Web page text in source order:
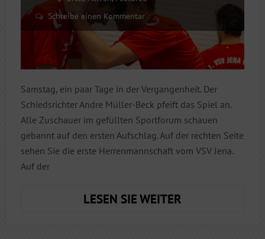
Schreibe einen Kommentar
Samstag, ein paar Tage in der Vergangenheit. Der
Schiedsrichter Andre Müller-Beck pfeift das Spiel an.
Alle Zuschauer im gefüllten Sportforum schauen
gebannt auf den ersten Aufschlag. Auf der rechten Seite
sehen Sie die erste Herrenmannschaft vom VSV Jena.
Auf der
LESEN SIE WEITERVORSETZUNG